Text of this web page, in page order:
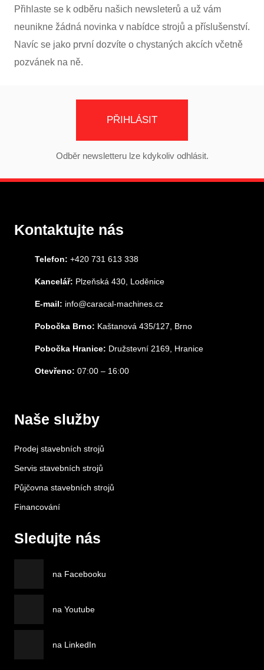
Přihlaste se k odběru našich newsleterů a už vám
neunikne žádná novinka v nabídce strojů a příslušenství.
Navíc se jako první dozvíte o chystaných akcích včetně
pozvánek na ně.
PŘIHLÁSIT
Odběr newsletteru lze kdykoliv odhlásit.
Kontaktujte nás
Telefon: +420 731 613 338
Kancelář: Plzeňská 430, Loděnice
E-mail: info@caracal-machines.cz
Pobočka Brno: Kaštanová 435/127, Brno
Pobočka Hranice: Družstevní 2169, Hranice
Otevřeno: 07:00 – 16:00
Naše služby
Prodej stavebních strojů
Servis stavebních strojů
Půjčovna stavebních strojů
Financování
Sledujte nás
na Facebooku
na Youtube
na LinkedIn